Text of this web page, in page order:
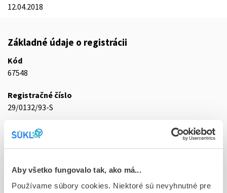
Aby všetko fungovalo tak, ako má...
Používame súbory cookies. Niektoré sú nevyhnutné pre
12.04.2018
Základné údaje o registrácii
Kód
67548
Registračné číslo
29/0132/93-S
Doplnok
sol inj 100x3 ml/75 mg (amp.skl.hnedá)
D - Registrácia bez obmedzenia platnosti